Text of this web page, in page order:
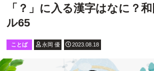
「？」に入る漢字はなに？
ル65
ことば 永岡 優 2023.08.18